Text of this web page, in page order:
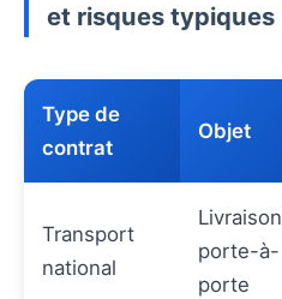
et risques typiques
Type de
contrat
Objet
Transport
national
Livraison
porte-à-
porte